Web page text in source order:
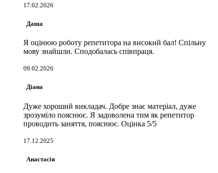
17.02.2026
Даша
Я оцінюю роботу репетитора на високий бал! Спільну
мову знайшли. Сподобалась співпраця.
09.02.2026
Діана
Дуже хороший викладач. Добре знає матеріал, дуже
зрозуміло пояснює. Я задоволена тим як репетитор
проводить заняття, пояснює. Оцінка 5/5
17.12.2025
Анастасія